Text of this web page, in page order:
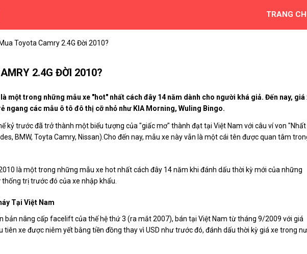
TRANG
Toyota Camry 2.4G Đời 2010?
2.4G ĐỜI 2010?
một trong những mẫu xe "hot" nhất cách đây 14 năm dành cho người khá giả. Đến nay, giá
ngang các mẫu ô tô đô thị cỡ nhỏ như KIA Morning, Wuling Bingo.
kỷ trước đã trở thành một biểu tượng của "giấc mơ" thành đạt tại Việt Nam với câu ví von "Nhất
BMW, Toyta Camry, Nissan).Cho đến nay, mẫu xe này vẫn là một cái tên được quan tâm
là một trong những mẫu xe hot nhất cách đây 14 năm khi đánh dấu thời kỳ mới của những
trị trước đó của xe nhập khẩu.
Tại Việt Nam
bản nâng cấp facelift của thế hệ thứ 3 (ra mắt 2007), bán tại Việt Nam từ tháng 9/2009 với giá
tiên xe được niêm yết bằng tiền đồng thay vì USD như trước đó, đánh dấu thời kỳ giá xe trong